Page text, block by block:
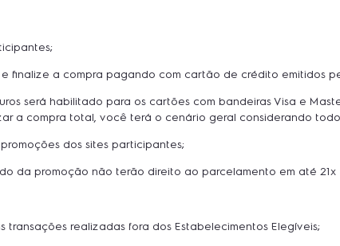
e finalize a compra pagando com cartão de crédito emitidos
será habilitado para os cartões com bandeiras Visa e
a compra total, você terá o cenário geral considerando
dos sites participantes;
da promoção não terão direito ao parcelamento em até 21x
transações realizadas fora dos Estabelecimentos Elegíveis;